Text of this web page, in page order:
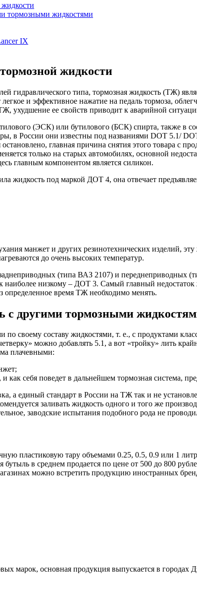
тормозными жидкостями
IX
жидкости
гидравлического типа, тормозная жидкость (ТЖ)
и эффективное нажатие на педаль тормоза,
ухудшение ее свойств приводит к аварийной
(ЭСК) или бутилового (БСК) спирта, также в
в России они известны под названиями DOT 5.1/
главная причина снятия этого товара с
только на старых автомобилях, основной
главным компонентом является силикон.
жидкость под маркой ДОТ 4, она отвечает
манжет и других резинотехнических изделий,
до очень высоких температур.
(типа ВАЗ 2107) и переднеприводных
наиболее низкому – ДОТ 3. Самый главный
определенное время ТЖ необходимо менять.
с другими тормозными
своему составу жидкостями, т. е., с продуктами
можно добавлять 5.1, а вот «тройку» лить
плачевными:
как себя поведет в дальнейшем тормозная система,
а единый стандарт в России на ТЖ так и не
заливать жидкость одного и того же
заводские испытания подобного рода не
пластиковую тару объемами 0.25, 0.5, 0.9 или 1
в среднем продается по цене от 500 до 800
можно встретить продукцию иностранных
марок, основная продукция выпускается в